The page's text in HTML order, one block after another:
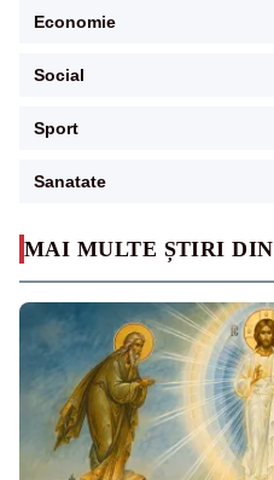
MAI MULTE ȘTIRI DIN
Economie
Social
Sport
Sanatate